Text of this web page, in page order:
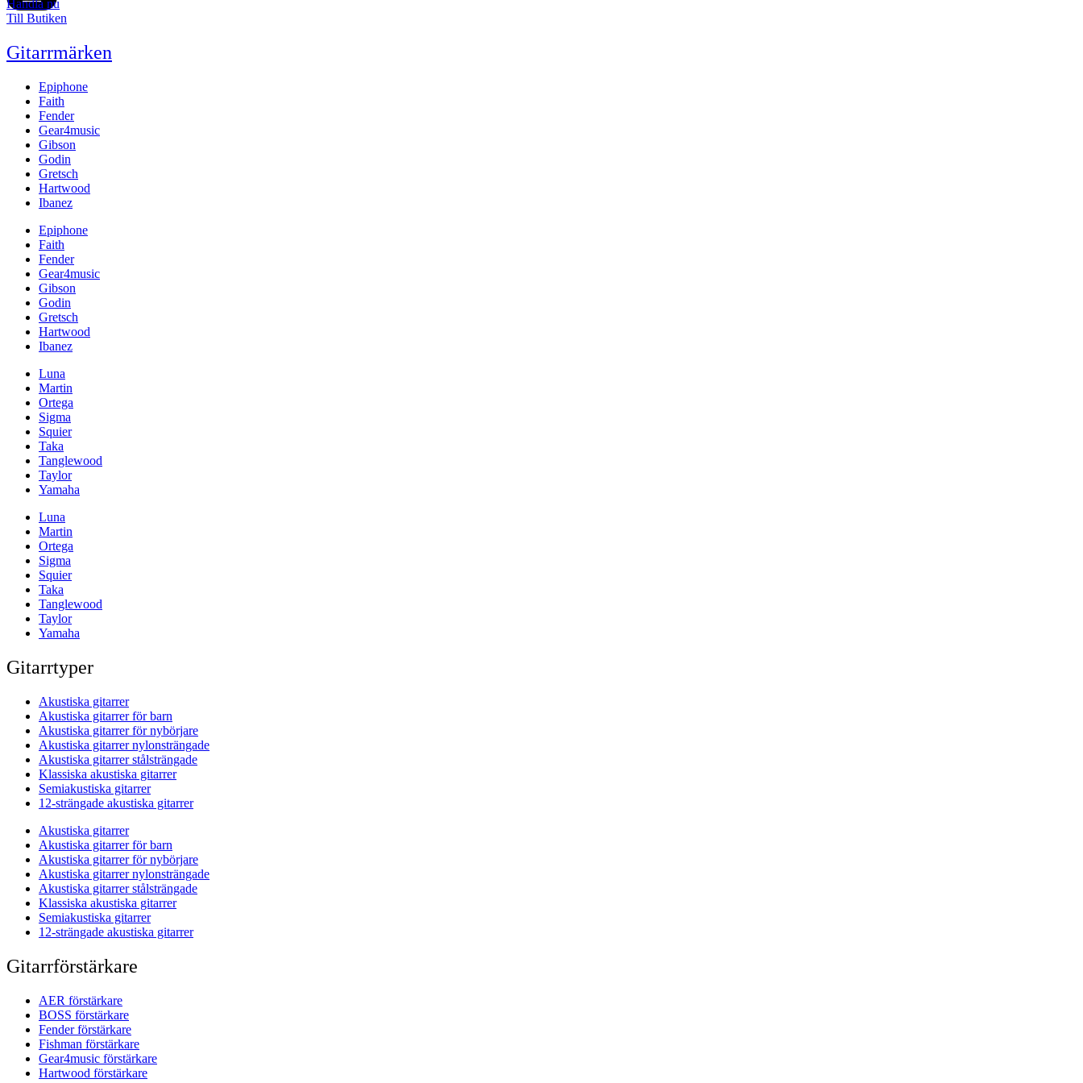
Handla nu
Till Butiken
Gitarrmärken
Epiphone
Faith
Fender
Gear4music
Gibson
Godin
Gretsch
Hartwood
Ibanez
Epiphone
Faith
Fender
Gear4music
Gibson
Godin
Gretsch
Hartwood
Ibanez
Luna
Martin
Ortega
Sigma
Squier
Taka
Tanglewood
Taylor
Yamaha
Luna
Martin
Ortega
Sigma
Squier
Taka
Tanglewood
Taylor
Yamaha
Gitarrtyper
Akustiska gitarrer
Akustiska gitarrer för barn
Akustiska gitarrer för nybörjare
Akustiska gitarrer nylonsträngade
Akustiska gitarrer stålsträngade
Klassiska akustiska gitarrer
Semiakustiska gitarrer
12-strängade akustiska gitarrer
Akustiska gitarrer
Akustiska gitarrer för barn
Akustiska gitarrer för nybörjare
Akustiska gitarrer nylonsträngade
Akustiska gitarrer stålsträngade
Klassiska akustiska gitarrer
Semiakustiska gitarrer
12-strängade akustiska gitarrer
Gitarrförstärkare
AER förstärkare
BOSS förstärkare
Fender förstärkare
Fishman förstärkare
Gear4music förstärkare
Hartwood förstärkare